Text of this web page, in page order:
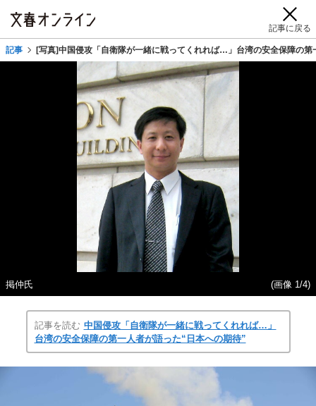
記事に戻る
記事 [写真]中国侵攻「自衛隊が一緒に戦ってくれれば…」台湾の安全保障の第
掲仲氏 (画像 1/4)
記事を読む 中国侵攻「自衛隊が一緒に戦ってくれれば…」
台湾の安全保障の第一人者が語った“日本への期待”